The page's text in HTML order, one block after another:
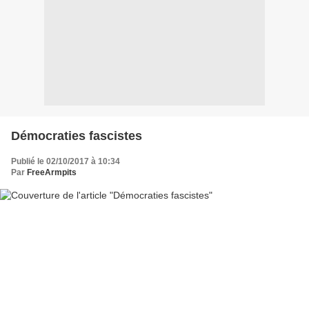
Démocraties fascistes
Publié le 02/10/2017 à 10:34
Par FreeArmpits